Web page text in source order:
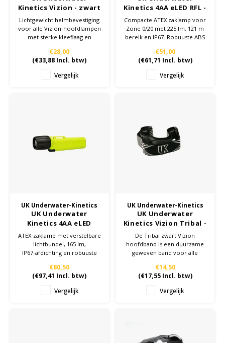
Streamlight
Kinetics Vizion - zwart
- Helmbevestiging
Lichtgewicht helmbevestiging
voor alle Vizion‑hoofdlampen
met sterke kleeflaag en
industrieel gebruik.
€28,00
(€33,88 Incl. btw)
Vergelijk
Kinetics 4AA eLED RFL -
Geel - ATEX - Zaklamp -
Zone 0/20
Compacte ATEX zaklamp voor
Zone 0/20 met 225 lm, 121 m
bereik en IP67. Robuuste ABS
voor veeleisende industriële
omstandigheden.
€51,00
(€61,71 Incl. btw)
Vergelijk
UK Underwater-Kinetics
UK Underwater
Kinetics 4AA eLED
ZOOM Front Switch -
geel - ATEX - Zaklamp -
Zone 0/20
ATEX‑zaklamp met verstelbare
lichtbundel, 165 lm,
IP67‑afdichting en robuuste
voor veilig gebruik in Zone
0/20 omgevingen.
€80,50
(€97,41 Incl. btw)
Vergelijk
UK Underwater-Kinetics
UK Underwater
Kinetics Vizion Tribal -
zwart - Hoofdband
De Tribal zwart Vizion
hoofdband is een duurzame
geweven band voor alle
een stevige grip op helm of
hoofd. Ontworpen als
betrouwbare vervangende
band voor intensief
€14,50
(€17,55Incl. btw)
Vergelijk